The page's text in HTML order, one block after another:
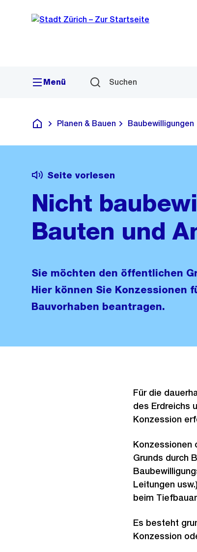
Navigation
Sprunglink
Menü Suchen
Deutsch
Planen & Bauen Baubewilligungen
Seite vorlesen
Nicht
Bauten und
Sie möchten den öffentlichen
Hier können Sie
Bauvorhaben beantragen.
Für die
des Erdreichs
Konzession
Konzessionen
Grunds durch
Leitungen
beim
Es besteht
Konzession